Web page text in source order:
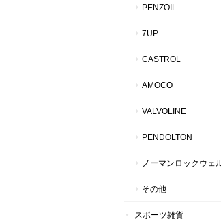
PENZOIL
7UP
CASTROL
AMOCO
VALVOLINE
PENDOLTON
ノーマンロックウェ
その他
スポーツ雑貨